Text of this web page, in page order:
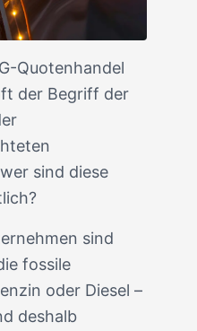
Quotenhandel
der Begriff der
sind diese
sind
fossile
oder Diesel –
deshalb